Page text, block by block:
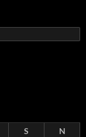
S
N